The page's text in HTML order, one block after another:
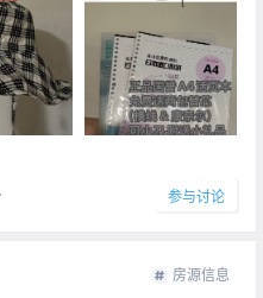
参与讨论
房源信息